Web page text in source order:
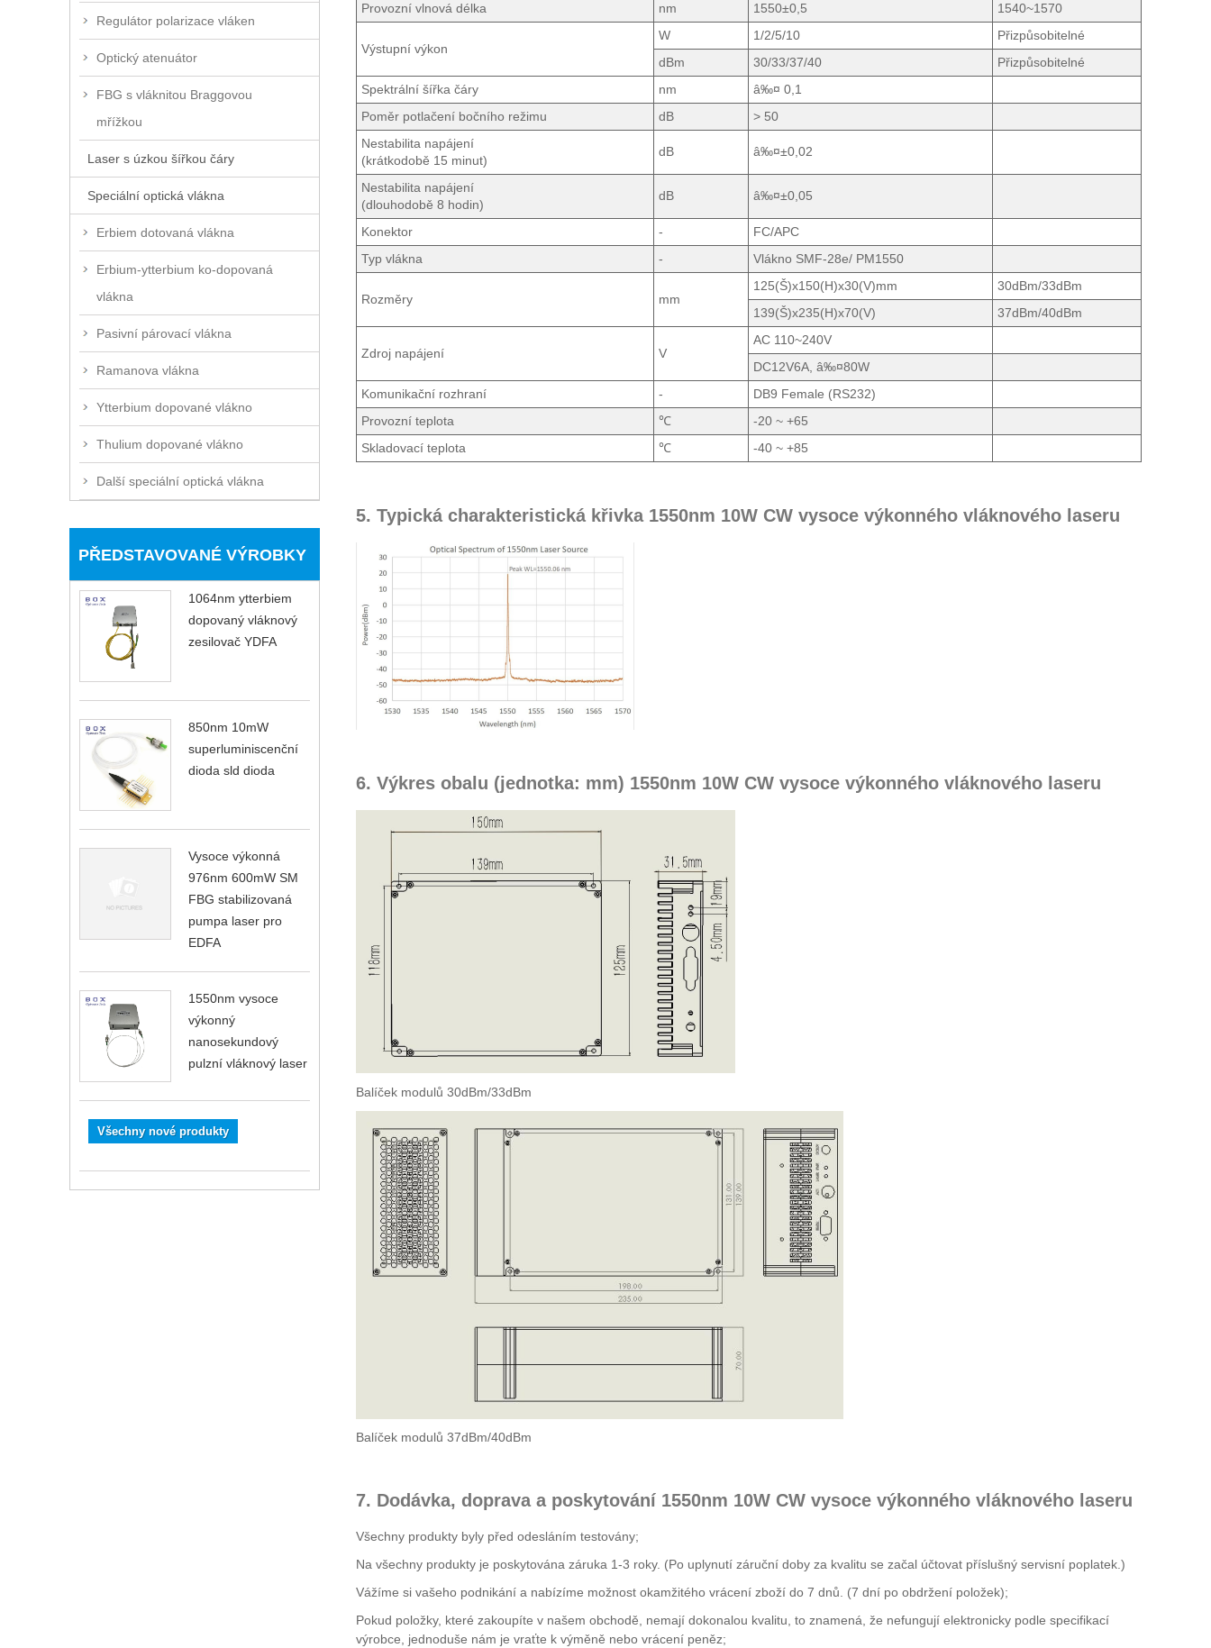
Regulátor polarizace vláken
Optický atenuátor
FBG s vláknitou Braggovou
mřížkou
Laser s úzkou šířkou čáry
Speciální optická vlákna
Erbiem dotovaná vlákna
Erbium-ytterbium ko-dopovaná
vlákna
Pasivní párovací vlákna
Ramanova vlákna
Ytterbium dopované vlákno
Thulium dopované vlákno
Další speciální optická vlákna
PŘEDSTAVOVANÉ VÝROBKY
1064nm ytterbiem
dopovaný vláknový
zesilovač YDFA
850nm 10mW
superluminiscenční
dioda sld dioda
Vysoce výkonná
976nm 600mW SM
FBG stabilizovaná
pumpa laser pro
EDFA
1550nm vysoce
výkonný
nanosekundový
pulzní vláknový laser
Všechny nové produkty
Provozní vlnová délka
nm 1550±0,5 1540~1570
Výstupní výkon
W 1/2/5/10
Přizpůsobitelné
dBm
30/33/37/40
Přizpůsobitelné
Spektrální šířka čáry
nm
â‰¤ 0,1
Poměr potlačení bočního režimu
dB
> 50
Nestabilita napájení
(krátkodobě 15 minut)
dB â‰¤±0,02
Nestabilita napájení
(dlouhodobě 8 hodin)
dB â‰¤±0,05
Konektor -
FC/APC
Typ vlákna
- Vlákno SMF-28e/ PM1550
Rozměry mm
125(Š)x150(H)x30(V)mm
30dBm/33dBm
139(Š)x235(H)x70(V)
37dBm/40dBm
Zdroj napájení V
AC 110~240V
DC12V6A, â‰¤80W
Komunikační rozhraní
-
DB9 Female (RS232)
Provozní teplota
℃
-20 ~ +65
Skladovací teplota
℃ -40 ~ +85
5. Typická charakteristická křivka 1550nm 10W CW vysoce výkonného vláknového laseru
6. Výkres obalu (jednotka: mm) 1550nm 10W CW vysoce výkonného vláknového laseru
Balíček modulů 30dBm/33dBm
Balíček modulů 37dBm/40dBm
7. Dodávka, doprava a poskytování 1550nm 10W CW vysoce výkonného vláknového laseru
Všechny produkty byly před odesláním testovány;
Na všechny produkty je poskytována záruka 1-3 roky. (Po uplynutí záruční doby za kvalitu se začal účtovat příslušný servisní poplatek.)
Vážíme si vašeho podnikání a nabízíme možnost okamžitého vrácení zboží do 7 dnů. (7 dní po obdržení položek);
Pokud položky, které zakoupíte v našem obchodě, nemají dokonalou kvalitu, to znamená, že nefungují elektronicky podle specifikací
výrobce, jednoduše nám je vraťte k výměně nebo vrácení peněz;